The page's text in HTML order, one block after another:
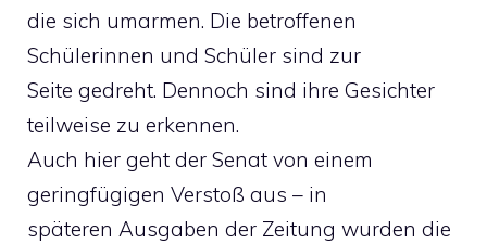
die sich umarmen. Die betroffenen
Schülerinnen und Schüler sind zur
Seite gedreht. Dennoch sind ihre Gesichter
teilweise zu erkennen.
Auch hier geht der Senat von einem
geringfügigen Verstoß aus – in
späteren Ausgaben der Zeitung wurden die